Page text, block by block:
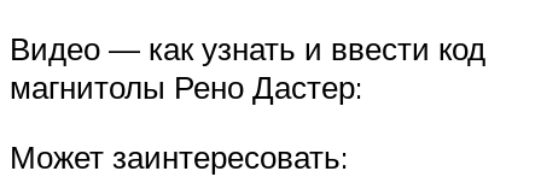
Видео — как узнать и ввести код
магнитолы Рено Дастер:
Может заинтересовать: